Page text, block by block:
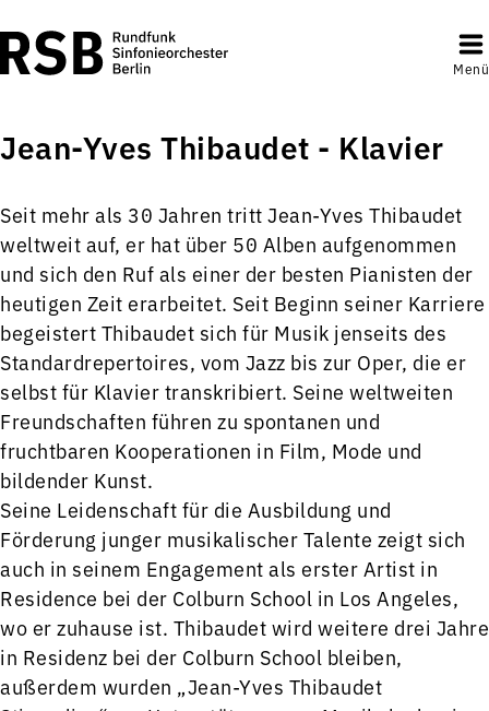
Menü
Jean-Yves Thibaudet - Klavier
Seit mehr als 30 Jahren tritt Jean-Yves Thibaudet
weltweit auf, er hat über 50 Alben aufgenommen
und sich den Ruf als einer der besten Pianisten der
heutigen Zeit erarbeitet. Seit Beginn seiner Karriere
begeistert Thibaudet sich für Musik jenseits des
Standardrepertoires, vom Jazz bis zur Oper, die er
selbst für Klavier transkribiert. Seine weltweiten
Freundschaften führen zu spontanen und
fruchtbaren Kooperationen in Film, Mode und
bildender Kunst.
Seine Leidenschaft für die Ausbildung und
Förderung junger musikalischer Talente zeigt sich
auch in seinem Engagement als erster Artist in
Residence bei der Colburn School in Los Angeles,
wo er zuhause ist. Thibaudet wird weitere drei Jahre
in Residenz bei der Colburn School bleiben,
außerdem wurden „Jean-Yves Thibaudet